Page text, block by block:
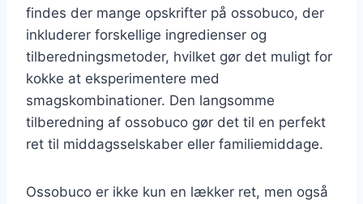
findes der mange opskrifter på ossobuco, der
inkluderer forskellige ingredienser og
tilberedningsmetoder, hvilket gør det muligt for
kokke at eksperimentere med
smagskombinationer. Den langsomme
tilberedning af ossobuco gør det til en perfekt
ret til middagsselskaber eller familiemiddage.
Ossobuco er ikke kun en lækker ret, men også